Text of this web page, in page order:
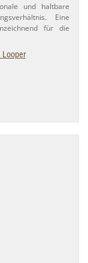
und haltbare
Eine
für die
Looper